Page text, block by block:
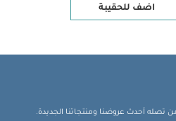
اضف للحقيبة
تصله أحدث عروضنا ومنتجاتنا الجديدة.